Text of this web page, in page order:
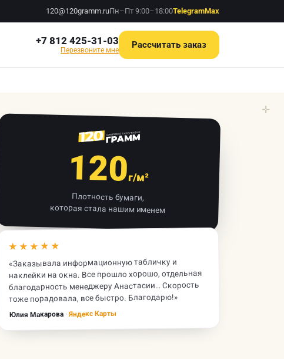
120@120gramm.ruПн–Пт 9:00–18:00TelegramMax
+7 812 425-31-03
Перезвоните мне Рассчитать заказ
✛
120г/м²
Плотность бумаги,
которая стала нашим именем
★★★★★
«Заказывала информационную табличку и
наклейки на окна. Все прошло хорошо, отдельная
благодарность менеджеру Анастасии… Скорость
тоже порадовала, все быстро. Благодарю!»
Юлия Макарова· Яндекс Карты